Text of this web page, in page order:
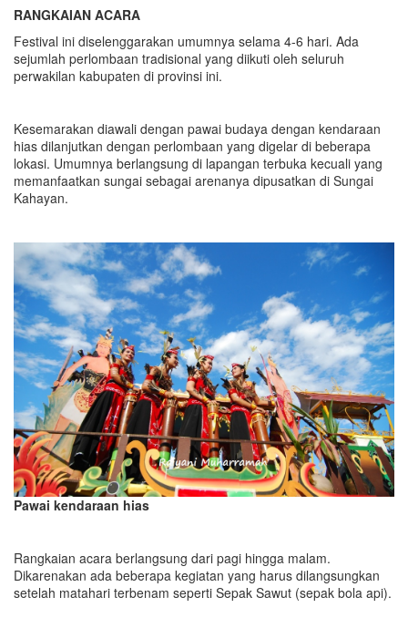
RANGKAIAN ACARA
Festival ini diselenggarakan umumnya selama 4-6 hari. Ada
sejumlah perlombaan tradisional yang diikuti oleh seluruh
perwakilan kabupaten di provinsi ini.
Kesemarakan diawali dengan pawai budaya dengan kendaraan
hias dilanjutkan dengan perlombaan yang digelar di beberapa
lokasi. Umumnya berlangsung di lapangan terbuka kecuali yang
memanfaatkan sungai sebagai arenanya dipusatkan di Sungai
Kahayan.
Pawai kendaraan hias
Rangkaian acara berlangsung dari pagi hingga malam.
Dikarenakan ada beberapa kegiatan yang harus dilangsungkan
setelah matahari terbenam seperti Sepak Sawut (sepak bola api).